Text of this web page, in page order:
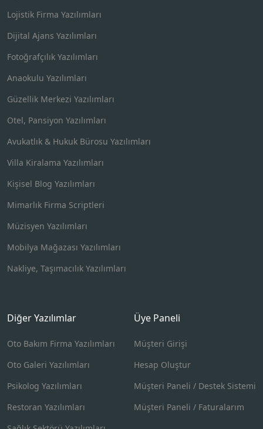
Lojistik Firma Yazılımları
Dijital Ajans Yazılımları
Fotoğrafçılık Yazılımları
Anaokulu Yazılımları
Güzellik Merkezi Yazılımları
Otel, Pansiyon Yazılımları
Avukatlık & Hukuk Bürosu Yazılımları
Villa Kiralama Yazılımları
Kişisel Blog Yazılımları
Mimarlık Firma Scriptleri
Müzisyen Yazılımları
Mobilya Mağazası Yazılımları
Nakliye, Taşımacılık Yazılımları
Diğer Yazılımlar
Oto Bakım Firma Yazılımları
Oto Galeri Yazılımları
Psikolog Yazılımları
Restoran Yazılımları
Üye Paneli
Müşteri Girişi
Hesap Oluştur
Müşteri Paneli / Destek Sistemi
Müşteri Paneli / Faturalarım